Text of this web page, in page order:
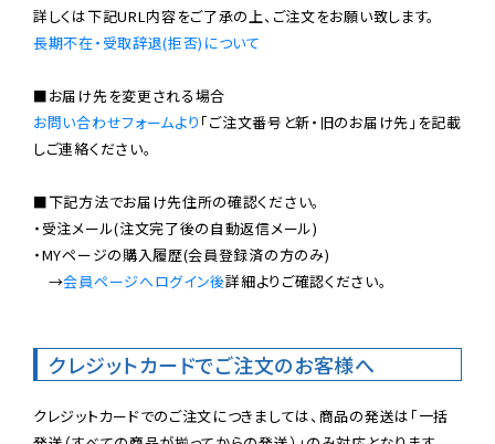
長期不在・受取辞退(拒否)について
お問い合わせフォームより 「ご注文番号と新・旧のお届け先」を記載
しご連絡ください。
■下記方法でお届け先住所の確認ください。
・受注メール(注文完了後の自動返信メール)
・MYページの購入履歴(会員登録済の方のみ)
→会員ページへログイン後詳細よりご確認ください。
クレジットカードでご注文のお客様へ
クレジットカードでのご注文につきましては、商品の発送は「一括